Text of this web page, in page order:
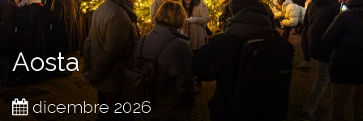
Aosta
dicembre 2026